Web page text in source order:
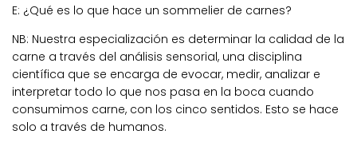
E: ¿Qué es lo que hace un sommelier de carnes?
NB: Nuestra especialización es determinar la calidad de la
carne a través del análisis sensorial, una disciplina
científica que se encarga de evocar, medir, analizar e
interpretar todo lo que nos pasa en la boca cuando
consumimos carne, con los cinco sentidos. Esto se hace
solo a través de humanos.